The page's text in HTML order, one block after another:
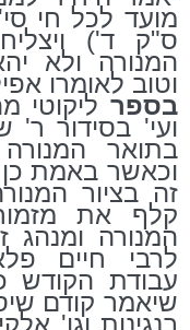
מועד לכל חי
ס"ק ד')
המנורה ולא
וטוב לאומרו
בספר ליקוטי
ועי' בסידור
בתואר
וכאשר באמת כן
זה בציור
קלף את
המנורה ומנהג
לרבי חיים
עבודת הקודש
שיאמר קודם
בנגינות וגו'